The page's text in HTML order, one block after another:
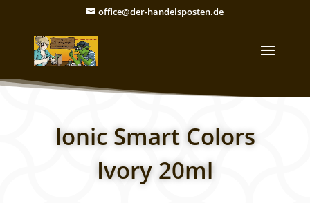
office@der-handelsposten.de
Ionic Smart Colors
Ivory 20ml